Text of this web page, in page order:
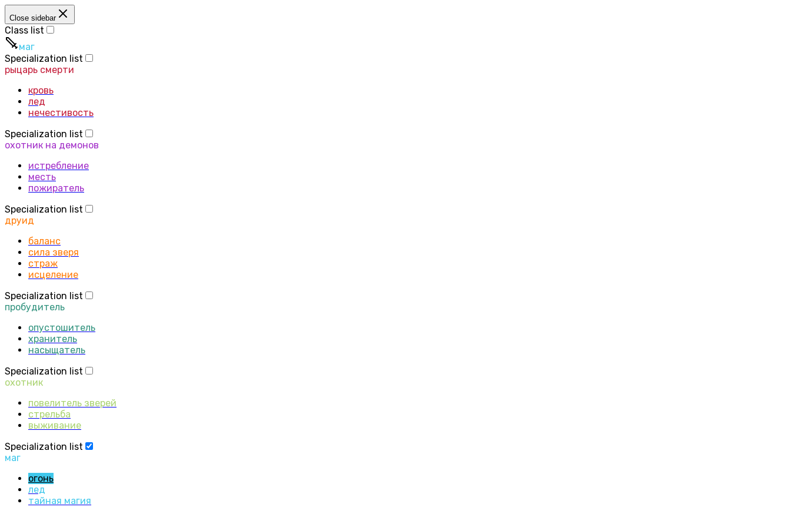
Close sidebar
Class list
маг
Specialization list
рыцарь смерти
кровь
лед
нечестивость
Specialization list
охотник на демонов
истребление
месть
пожиратель
Specialization list
друид
баланс
сила зверя
страж
исцеление
Specialization list
пробудитель
опустошитель
хранитель
насыщатель
Specialization list
охотник
повелитель зверей
стрельба
выживание
Specialization list
маг
огонь
лед
тайная магия